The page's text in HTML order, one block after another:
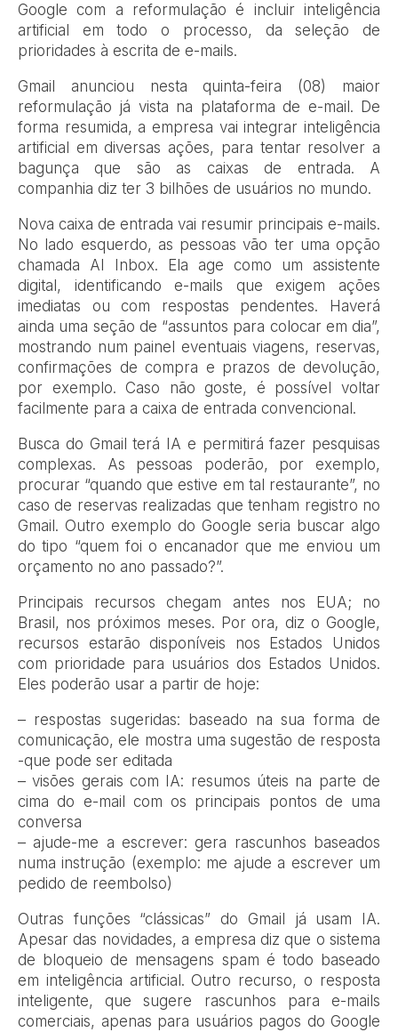
Google com a reformulação é incluir inteligência
artificial em todo o processo, da seleção de
prioridades à escrita de e-mails.
Gmail anunciou nesta quinta-feira (08) maior
reformulação já vista na plataforma de e-mail. De
forma resumida, a empresa vai integrar inteligência
artificial em diversas ações, para tentar resolver a
bagunça que são as caixas de entrada. A
companhia diz ter 3 bilhões de usuários no mundo.
Nova caixa de entrada vai resumir principais e-mails.
No lado esquerdo, as pessoas vão ter uma opção
chamada AI Inbox. Ela age como um assistente
digital, identificando e-mails que exigem ações
imediatas ou com respostas pendentes. Haverá
ainda uma seção de “assuntos para colocar em dia”,
mostrando num painel eventuais viagens, reservas,
confirmações de compra e prazos de devolução,
por exemplo. Caso não goste, é possível voltar
facilmente para a caixa de entrada convencional.
Busca do Gmail terá IA e permitirá fazer pesquisas
complexas. As pessoas poderão, por exemplo,
procurar “quando que estive em tal restaurante”, no
caso de reservas realizadas que tenham registro no
Gmail. Outro exemplo do Google seria buscar algo
do tipo “quem foi o encanador que me enviou um
orçamento no ano passado?”.
Principais recursos chegam antes nos EUA; no
Brasil, nos próximos meses. Por ora, diz o Google,
recursos estarão disponíveis nos Estados Unidos
com prioridade para usuários dos Estados Unidos.
Eles poderão usar a partir de hoje:
– respostas sugeridas: baseado na sua forma de
comunicação, ele mostra uma sugestão de resposta
-que pode ser editada
– visões gerais com IA: resumos úteis na parte de
cima do e-mail com os principais pontos de uma
conversa
– ajude-me a escrever: gera rascunhos baseados
numa instrução (exemplo: me ajude a escrever um
pedido de reembolso)
Outras funções “clássicas” do Gmail já usam IA.
Apesar das novidades, a empresa diz que o sistema
de bloqueio de mensagens spam é todo baseado
em inteligência artificial. Outro recurso, o resposta
inteligente, que sugere rascunhos para e-mails
comerciais, apenas para usuários pagos do Google